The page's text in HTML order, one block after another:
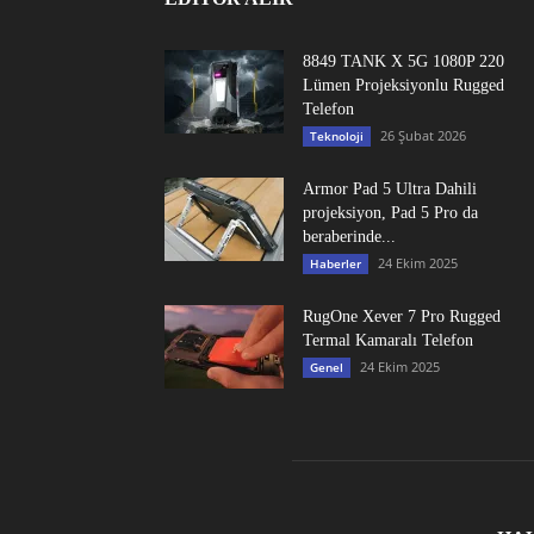
8849 TANK X 5G 1080P 220
Lümen Projeksiyonlu Rugged
Telefon
Teknoloji 26 Şubat 2026
Armor Pad 5 Ultra Dahili
projeksiyon, Pad 5 Pro da
beraberinde...
Haberler 24 Ekim 2025
RugOne Xever 7 Pro Rugged
Termal Kamaralı Telefon
Genel 24 Ekim 2025